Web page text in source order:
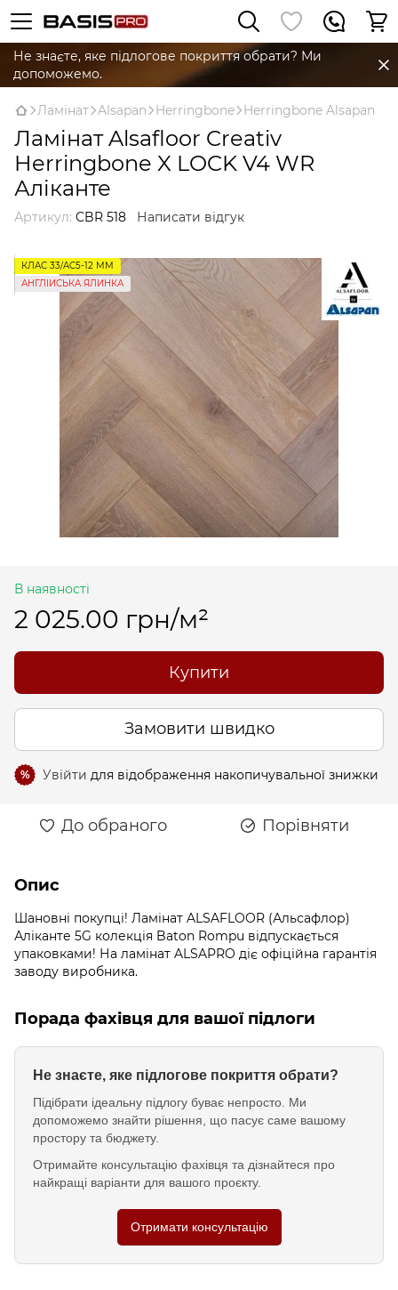
Не знаєте, яке підлогове покриття обрати? Ми
допоможемо.
Ламінат Alsapan Herringbone Herringbone Alsapan
Ламінат Alsafloor Creativ
Herringbone X LOCK V4 WR
Аліканте
Артикул: CBR 518 Написати відгук
КЛАС 33/AC5-12 ММ
АНГЛІЙСЬКА ЯЛИНКА
В наявності
2 025.00 грн/м²
Купити
Замовити швидко
% Увійти для відображення накопичувальної знижки
До обраного Порівняти
Опис
Шановні покупці! Ламінат ALSAFLOOR (Альсафлор)
Аліканте 5G колекція Baton Rompu відпускається
упаковками! На ламінат ALSAPRO діє офіційна гарантія
заводу виробника.
Порада фахівця для вашої підлоги
Не знаєте, яке підлогове покриття обрати?
Підібрати ідеальну підлогу буває непросто. Ми
допоможемо знайти рішення, що пасує саме вашому
простору та бюджету.
Отримайте консультацію фахівця та дізнайтеся про
найкращі варіанти для вашого проєкту.
Отримати консультацію